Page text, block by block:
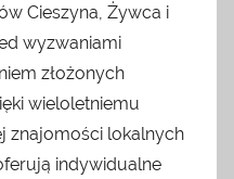
Cieszyna, Żywca i
wyzwaniami
złożonych
wieloletniemu
znajomości lokalnych
indywidualne